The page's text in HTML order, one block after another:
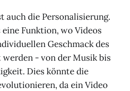
auch die Personalisierung.
Funktion, wo Videos
Geschmack des
werden - von der Musik bis
Dies könnte die
da ein Video